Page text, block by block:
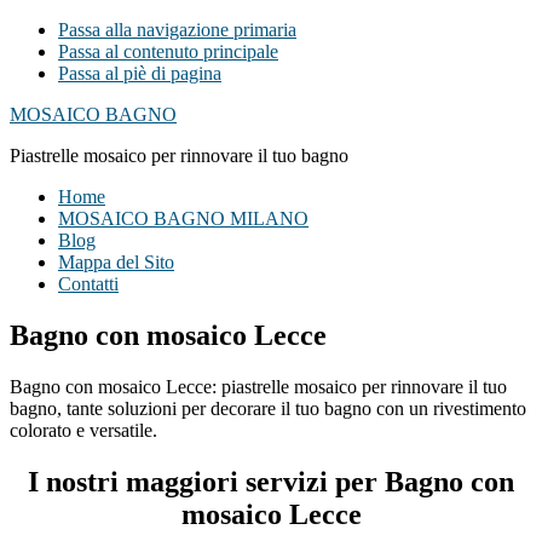
Passa alla navigazione primaria
Passa al contenuto principale
Passa al piè di pagina
MOSAICO BAGNO
Piastrelle mosaico per rinnovare il tuo bagno
Home
MOSAICO BAGNO MILANO
Blog
Mappa del Sito
Contatti
Bagno con mosaico Lecce
Bagno con mosaico Lecce: piastrelle mosaico per rinnovare il tuo
bagno, tante soluzioni per decorare il tuo bagno con un rivestimento
colorato e versatile.
I nostri maggiori servizi per Bagno con
mosaico Lecce